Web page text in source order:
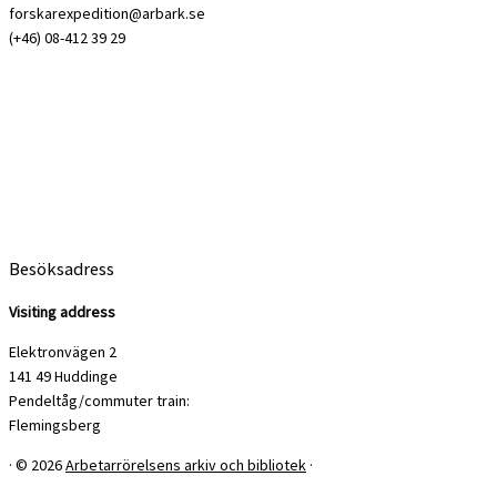
forskarexpedition@arbark.se
(+46) 08-412 39 29
Besöksadress
Visiting address
Elektronvägen 2
141 49 Huddinge
Pendeltåg/commuter train:
Flemingsberg
· © 2026Arbetarrörelsens arkiv och bibliotek ·